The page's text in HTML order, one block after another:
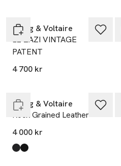
Zadig & Voltaire
LE ZAZI VINTAGE
PATENT
4 700 kr
Zadig & Voltaire
Rock Grained Leather
4 000 kr
Produkten finns i färgerna:
Noir,
Noir Gold